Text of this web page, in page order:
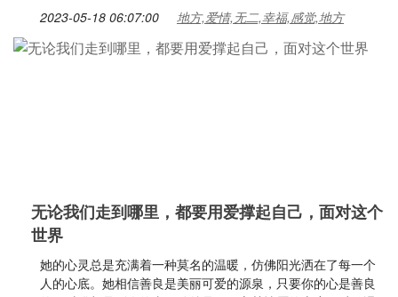
2023-05-18 06:07:00 地方,爱情,无二,幸福,感觉,地方
无论我们走到哪里，都要用爱撑起自己，面对这个
世界
她的心灵总是充满着一种莫名的温暖，仿佛阳光洒在了每一个
人的心底。她相信善良是美丽可爱的源泉，只要你的心是善良